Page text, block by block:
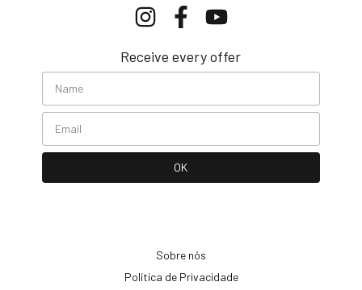
Receive every offer
Sobre nós
Política de Privacidade